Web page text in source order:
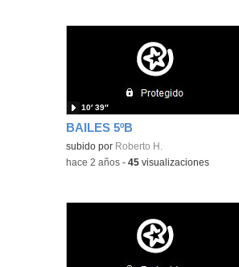
BAILES 5ºB
subido por Roberto H.
10′ 39″
-hace 2 años -45 visualizaciones